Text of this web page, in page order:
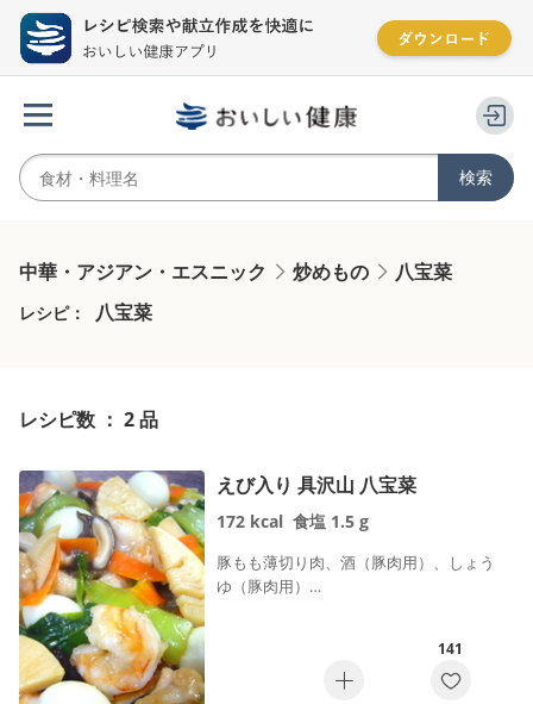
中華・アジアン・エスニック 炒めもの 八宝菜
レシピ： 八宝菜
レシピ数 ： 2 品
えび入り 具沢山 八宝菜
172 kcal 食塩 1.5 g
豚もも薄切り肉、酒（豚肉用）、しょう
ゆ（豚肉用）…
141